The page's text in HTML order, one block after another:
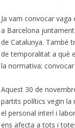
Ja vam convocar vaga
a Barcelona
de Catalunya. També
de temporalitat a què
la normativa:
Aquest 30 de
partits polítics vegin la
el personal interí i
ens afecta a tots i